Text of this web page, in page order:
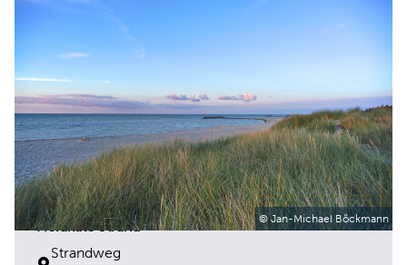
© Jan-Michael Böckmann
Heidkate Strand
Strandweg